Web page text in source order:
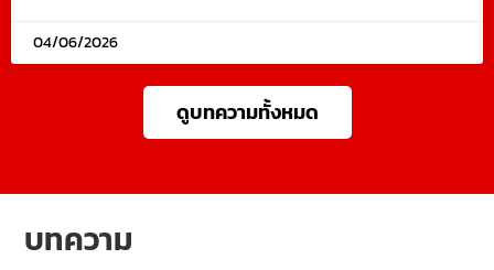
04/06/2026
ดูบทความทั้งหมด
บทความ